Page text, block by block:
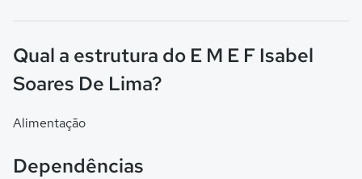
Qual a estrutura do E M E F Isabel
Soares De Lima?
Alimentação
Dependências